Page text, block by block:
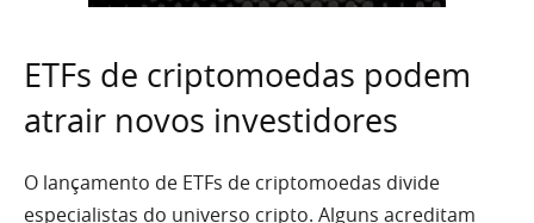
ETFs de criptomoedas podem
atrair novos investidores
O lançamento de ETFs de criptomoedas divide
especialistas do universo cripto. Alguns acreditam